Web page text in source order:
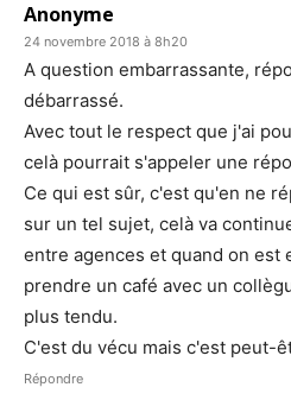
Anonyme
24 novembre 2018 à 8h20
A question embarrassante,
débarrassé.
Avec tout le respect que j'ai
celà pourrait s'appeler une
Ce qui est sûr, c'est qu'en ne
sur un tel sujet, celà va
entre agences et quand on est
prendre un café avec un
plus tendu.
C'est du vécu mais c'est peut-
Répondre